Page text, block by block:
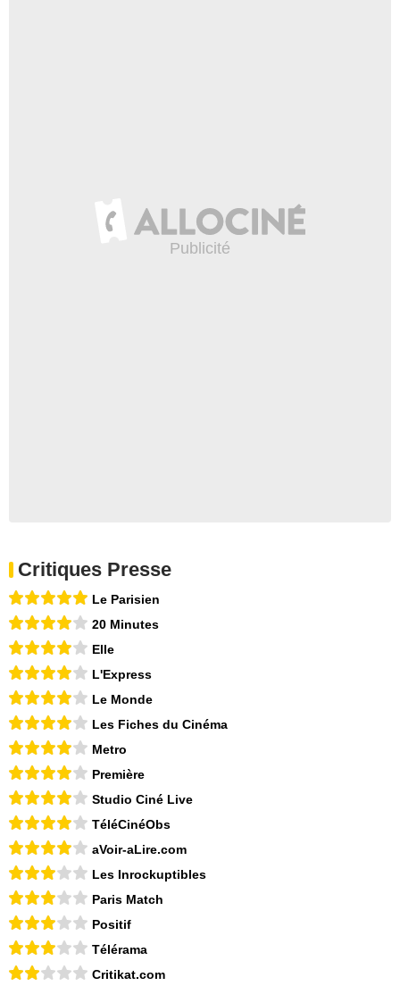
Critiques Presse
Le Parisien
20 Minutes
Elle
L'Express
Le Monde
Les Fiches du Cinéma
Metro
Première
Studio Ciné Live
TéléCinéObs
aVoir-aLire.com
Les Inrockuptibles
Paris Match
Positif
Télérama
Critikat.com